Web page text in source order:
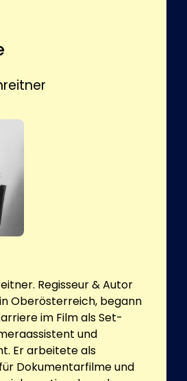
Regisseur & Autor
Oberösterreich, begann
im Film als Set-
und
Er arbeitete als
Dokumentarfilme und